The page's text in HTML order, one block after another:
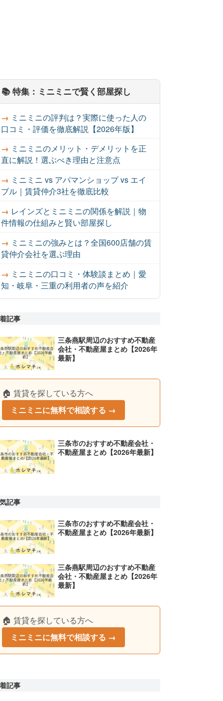
📚 特集：ミニミニで賢く部屋探し
ミニミニの評判は？実際に使った人の
口コミ・評価を徹底解説【2026年版】
ミニミニのメリット・デメリットを正
直に解説！選ぶべき理由と注意点
ミニミニ vs アパマンショップ vs エイ
ブル｜賃貸仲介3社を徹底比較
レインズとミニミニの関係を解説｜物
件情報の仕組みと賢い部屋探し
ミニミニの強みとは？全国600店舗の賃
貸仲介会社を選ぶ理由
ミニミニの口コミ・体験談まとめ｜愛
知・岐阜・三重の利用者の声を紹介
記事
三条燕駅周辺のおすすめ不動産
会社・不動産屋まとめ【2026年
最新】
🏠 賃貸を探している方へ
ミニミニに無料で相談する →
三条市のおすすめ不動産会社・
不動産屋まとめ【2026年最新】
記事
三条市のおすすめ不動産会社・
不動産屋まとめ【2026年最新】
三条燕駅周辺のおすすめ不動産
会社・不動産屋まとめ【2026年
最新】
🏠 賃貸を探している方へ
ミニミニに無料で相談する →
記事